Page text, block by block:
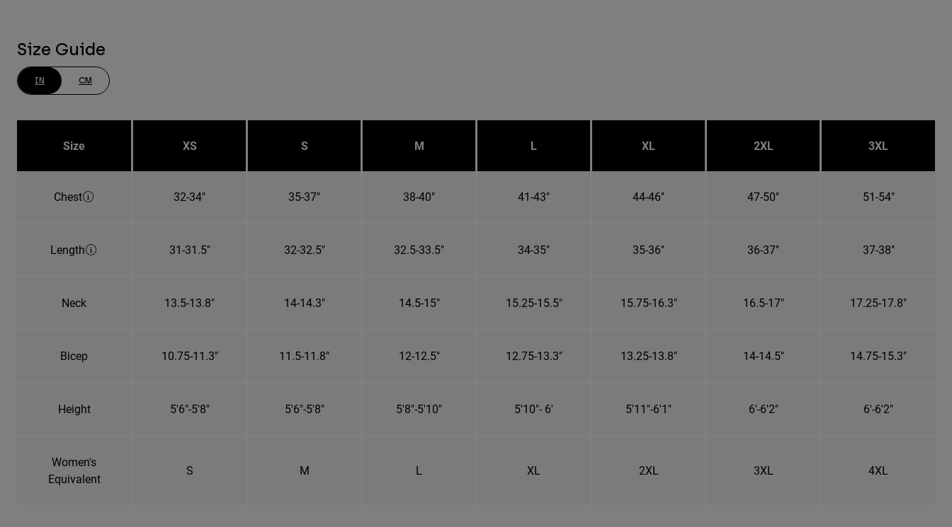
Size Guide
IN CM
Size XS S M L XL 2XL 3XL
Chest 32-34" 35-37" 38-40" 41-43" 44-46" 47-50" 51-54"
Length 31-31.5" 32-32.5" 32.5-33.5" 34-35" 35-36" 36-37" 37-38"
Neck 13.5-13.8" 14-14.3" 14.5-15" 15.25-15.5" 15.75-16.3" 16.5-17" 17.25-17.8"
Bicep 10.75-11.3" 11.5-11.8" 12-12.5" 12.75-13.3" 13.25-13.8" 14-14.5" 14.75-15.3"
Height 5'6"-5'8" 5'6"-5'8" 5'8"-5'10" 5'10"- 6' 5'11"-6'1" 6'-6'2" 6'-6'2"
Women's
Equivalent
S M L XL 2XL 3XL 4XL